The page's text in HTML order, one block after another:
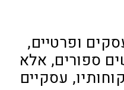
ופרטיים,
ספורים, אלא
עסקיים